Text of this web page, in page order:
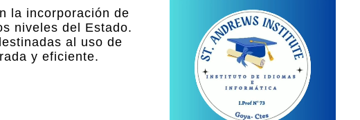
la incorporación de
niveles del Estado.
al uso de
y eficiente.